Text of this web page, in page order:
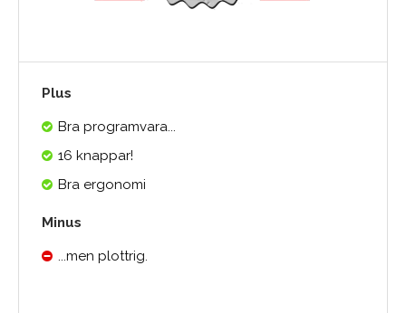
Plus
Bra programvara...
16 knappar!
Bra ergonomi
Minus
...men plottrig.